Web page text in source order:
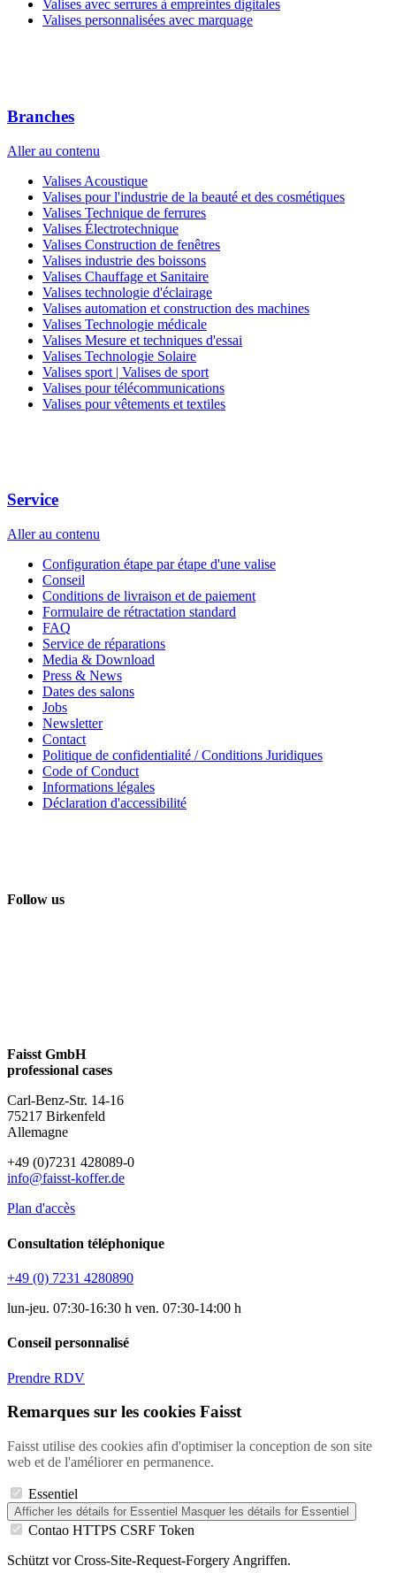
Valises avec serrures à empreintes digitales
Valises personnalisées avec marquage
Branches
Aller au contenu
Valises Acoustique
Valises pour l'industrie de la beauté et des cosmétiques
Valises Technique de ferrures
Valises Électrotechnique
Valises Construction de fenêtres
Valises industrie des boissons
Valises Chauffage et Sanitaire
Valises technologie d'éclairage
Valises automation et construction des machines
Valises Technologie médicale
Valises Mesure et techniques d'essai
Valises Technologie Solaire
Valises sport | Valises de sport
Valises pour télécommunications
Valises pour vêtements et textiles
Service
Aller au contenu
Configuration étape par étape d'une valise
Conseil
Conditions de livraison et de paiement
Formulaire de rétractation standard
FAQ
Service de réparations
Media & Download
Press & News
Dates des salons
Jobs
Newsletter
Contact
Politique de confidentialité / Conditions Juridiques
Code of Conduct
Informations légales
Déclaration d'accessibilité
Follow us
Faisst GmbH
professional cases
Carl-Benz-Str. 14-16
75217 Birkenfeld
Allemagne
+49 (0)7231 428089-0
info@faisst-koffer.de
Plan d'accès
Consultation téléphonique
+49 (0) 7231 4280890
lun-jeu. 07:30-16:30 h ven. 07:30-14:00 h
Conseil personnalisé
Prendre RDV
Remarques sur les cookies Faisst
Faisst utilise des cookies afin d'optimiser la conception de son site
web et de l'améliorer en permanence.
Essentiel
Afficher les détails for Essentiel Masquer les détails for Essentiel
Contao HTTPS CSRF Token
Schützt vor Cross-Site-Request-Forgery Angriffen.